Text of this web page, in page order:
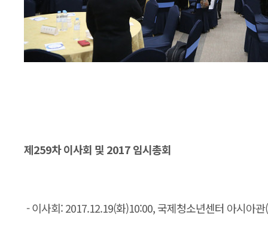
제259차 이사회 및 2017 임시총회
- 이사회: 2017.12.19(화)10:00, 국제청소년센터 아시아관